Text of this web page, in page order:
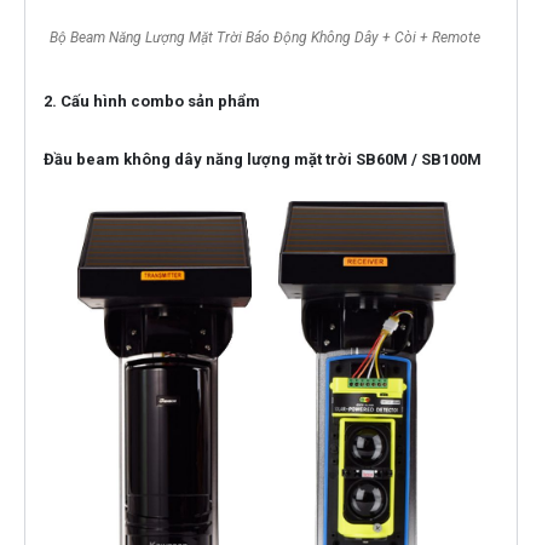
Bộ Beam Năng Lượng Mặt Trời Báo Động Không Dây + Còi + Remote
2. Cấu hình combo sản phẩm
Đầu beam không dây năng lượng mặt trời SB60M / SB100M